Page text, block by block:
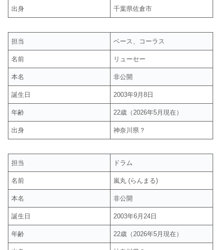
出身 千葉県佐倉市
担当 ベース、コーラス
名前 リューセー
本名 非公開
誕生日 2003年9月8日
年齢 22歳（2026年5月現在）
出身 神奈川県？
担当 ドラム
名前 嵐丸 (らんまる)
本名 非公開
誕生日 2003年6月24日
年齢 22歳（2026年5月現在）